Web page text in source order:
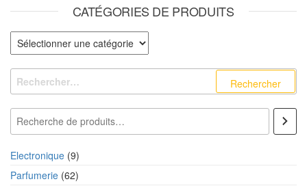
CATÉGORIES DE PRODUITS
Catégories de produits
Rechercher :
Recherche
Electronique 99 produits
Parfumerie 6262 produits